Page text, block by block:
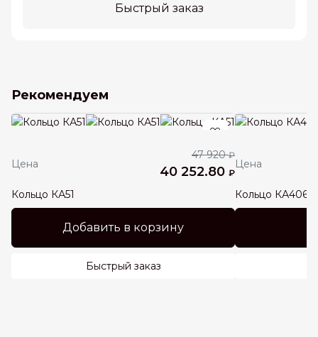
Быстрый заказ
Рекомендуем
Цена
47 920₽
40 252.80 ₽
Кольцо КА51
Добавить в корзину
Быстрый заказ
Цена
Кольцо КА406